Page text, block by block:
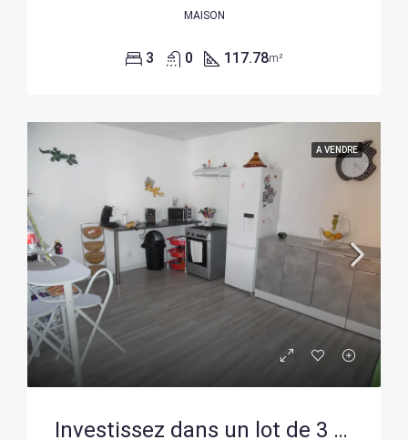
MAISON
3 0 117.78m²
A VENDRE
Investissez dans un lot de 3 maisons mitoyennes à Rouvroy avec grande rentabilité locative